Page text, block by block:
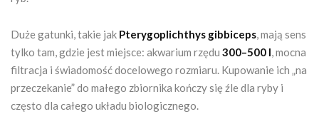
Duże gatunki, takie jak Pterygoplichthys gibbiceps, mają sens
tylko tam, gdzie jest miejsce: akwarium rzędu 300–500 l, mocna
filtracja i świadomość docelowego rozmiaru. Kupowanie ich „na
przeczekanie” do małego zbiornika kończy się źle dla ryby i
często dla całego układu biologicznego.